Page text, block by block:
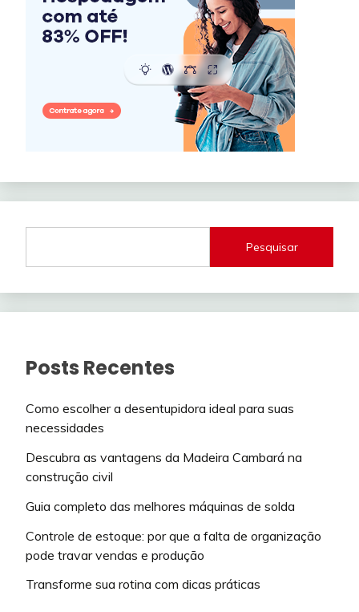
Pesquisar
Posts Recentes
Como escolher a desentupidora ideal para suas
necessidades
Descubra as vantagens da Madeira Cambará na
construção civil
Guia completo das melhores máquinas de solda
Controle de estoque: por que a falta de organização
pode travar vendas e produção
Transforme sua rotina com dicas práticas